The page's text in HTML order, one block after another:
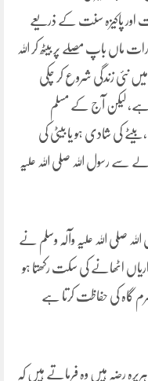
اور پاکیزہ سنت کے ذریعے
ماں باپ مصلے پر بیٹھ کر اللہ
میں نئی زندگی شروع کر چکی
لیکن آج کے مسلم
کی شادی ہو یا بیٹی کی
رسول اللہ صلی اللہ علیہ
صلی اللہ علیہ وآلہ وسلم نے
اٹھانے کی سکت رکھتا ہو
شرم گاہ کی حفاظت کرتا ہے
رضہ ہیں وہ فرماتے ہیں کہ